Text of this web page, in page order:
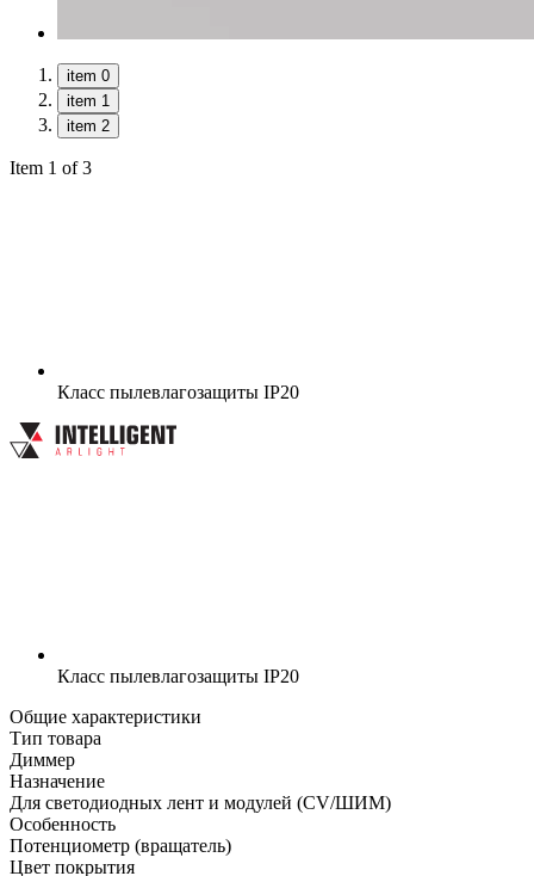
item 0
item 1
item 2
Item 1 of 3
Класс пылевлагозащиты IP20
Класс пылевлагозащиты IP20
Общие характеристики
Тип товара
Диммер
Назначение
Для светодиодных лент и модулей (CV/ШИМ)
Особенность
Потенциометр (вращатель)
Цвет покрытия